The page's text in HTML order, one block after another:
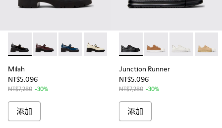
Milah - K201681-001 - 女士黑色皮鞋
Milah - K201681-007
Milah - K201681-006
Milah - K201681-005 - White Leather
Milah
NT$5,096
NT$7,280 -30%
添加
Junction Runner -
Junction Runner -
Junction
Junction Runner
NT$5,096
NT$7,280 -30%
添加